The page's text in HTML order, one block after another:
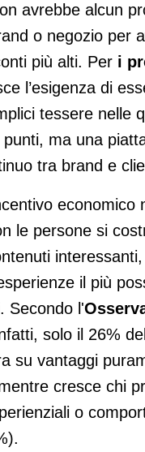
avrebbe alcun
o negozio per
più alti. Per i
l’esigenza di
tessere nelle
ma una
tra brand e
economico
le persone si
il più
Secondo l'
solo il 26%
su vantaggi
cresce chi
o